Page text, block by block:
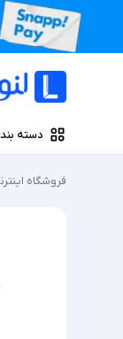
دسته
فروشگاه